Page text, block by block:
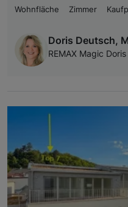
Wohnfläche
Zimmer
Doris Deutsch,
REMAX Magic